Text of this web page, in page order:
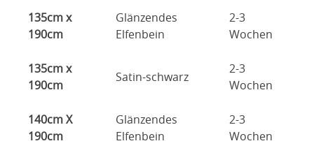
135cm x
190cm
Glänzendes
Elfenbein
2-3
Wochen
135cm x
190cm
Satin-schwarz
2-3
Wochen
140cm X
190cm
Glänzendes
Elfenbein
2-3
Wochen